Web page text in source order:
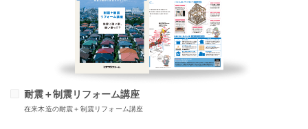
耐震＋制震リフォーム講座
在来木造の耐震＋制震リフォーム講座